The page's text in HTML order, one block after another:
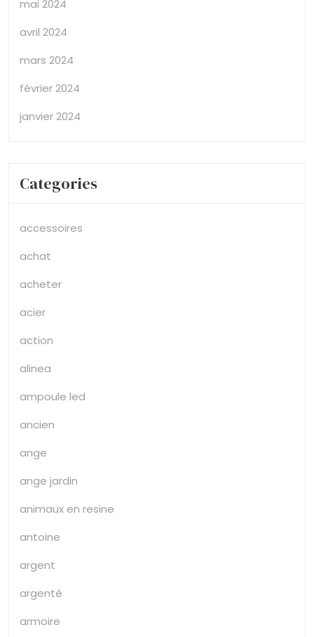
mai 2024
avril 2024
mars 2024
février 2024
janvier 2024
Categories
accessoires
achat
acheter
acier
action
alinea
ampoule led
ancien
ange
ange jardin
animaux en resine
antoine
argent
argenté
armoire